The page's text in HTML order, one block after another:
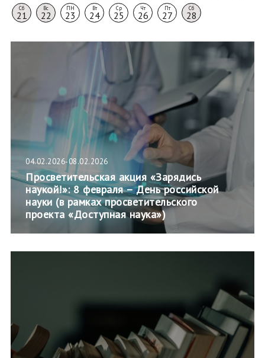
Сб
21
Вс
22
ПН
23
Вт
24
Ср
25
Чт
26
Пт
27
Сб
28
04.02.2026-08.02.2026
Просветительская акция «Зарядись
наукой!»: 8 февраля – День российской
науки (в рамках просветительского
проекта «Доступная наука»)